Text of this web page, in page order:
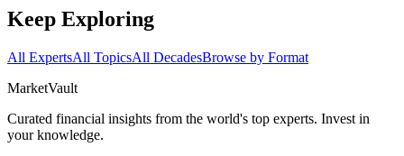
Keep Exploring
All ExpertsAll TopicsAll DecadesBrowse by Format
MarketVault
Curated financial insights from the world's top experts. Invest in
your knowledge.